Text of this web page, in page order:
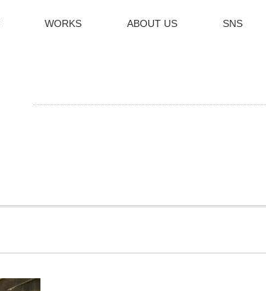
WORKS ABOUT US SNS